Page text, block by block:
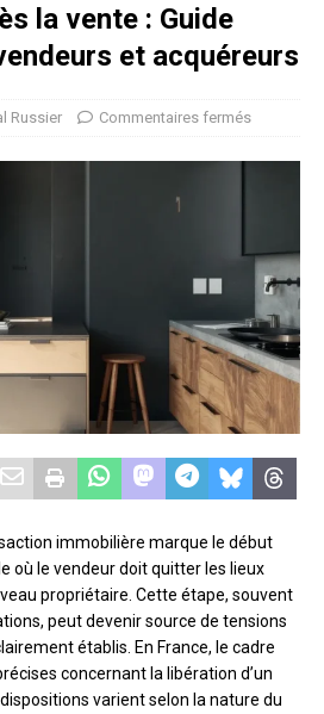
la vente : Guide
et acquéreurs
Russier Commentaires fermés
immobilière marque le début
où le vendeur doit quitter les lieux
propriétaire. Cette étape, souvent
peut devenir source de tensions
établis. En France, le cadre
concernant la libération d’un
varient selon la nature du